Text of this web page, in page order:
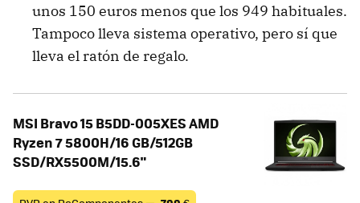
unos 150 euros menos que los 949 habituales.
Tampoco lleva sistema operativo, pero sí que
lleva el ratón de regalo.
MSI Bravo 15 B5DD-005XES AMD
Ryzen 7 5800H/16 GB/512GB
SSD/RX5500M/15.6"